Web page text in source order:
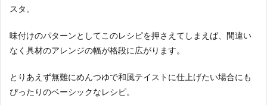
スタ。
味付けのパターンとしてこのレシピを押さえてしまえば、間違い
なく具材のアレンジの幅が格段に広がります。
とりあえず無難にめんつゆで和風テイストに仕上げたい場合にも
ぴったりのベーシックなレシピ。